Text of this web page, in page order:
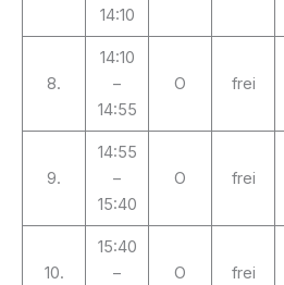
14:10
8.
14:10
–
14:55
O frei
9.
14:55
–
15:40
O frei
10.
15:40
–
O frei